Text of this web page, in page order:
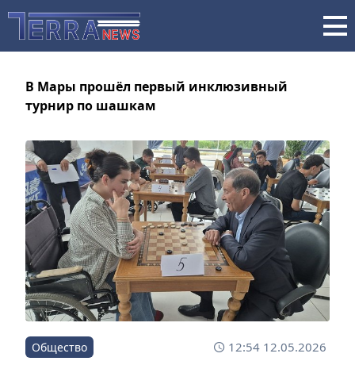
В Мары прошёл первый инклюзивный
турнир по шашкам
Общество 12:54 12.05.2026